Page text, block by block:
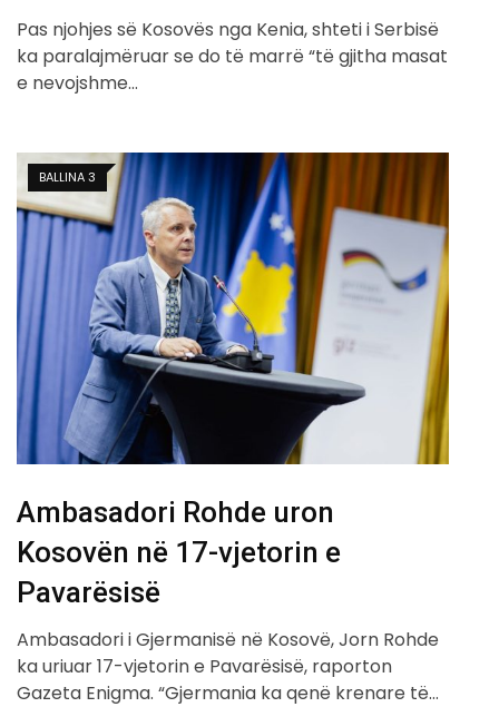
Pas njohjes së Kosovës nga Kenia, shteti i Serbisë
ka paralajmëruar se do të marrë “të gjitha masat
e nevojshme…
BALLINA 3
Ambasadori Rohde uron
Kosovën në 17-vjetorin e
Pavarësisë
Ambasadori i Gjermanisë në Kosovë, Jorn Rohde
ka uriuar 17-vjetorin e Pavarësisë, raporton
Gazeta Enigma. “Gjermania ka qenë krenare të…